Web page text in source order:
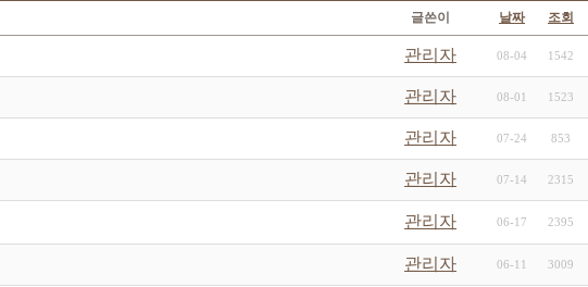
글쓴이 날짜 조회
관리자 08-04 1542
관리자 08-01 1523
관리자 07-24 853
관리자 07-14 2315
관리자 06-17 2395
관리자 06-11 3009